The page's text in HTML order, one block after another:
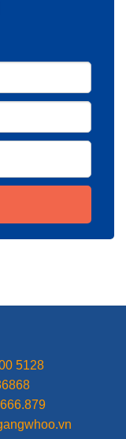
5128